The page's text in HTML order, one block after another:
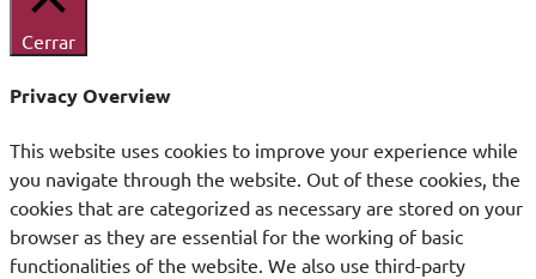
Cerrar
Privacy Overview
This website uses cookies to improve your experience while
you navigate through the website. Out of these cookies, the
cookies that are categorized as necessary are stored on your
browser as they are essential for the working of basic
functionalities of the website. We also use third-party